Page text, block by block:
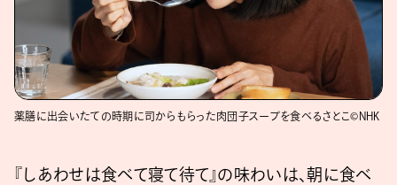
薬膳に出会いたての時期に司からもらった肉団子スープを食べるさとこ©NHK
『しあわせは食べて寝て待て』の味わいは、朝に食べ